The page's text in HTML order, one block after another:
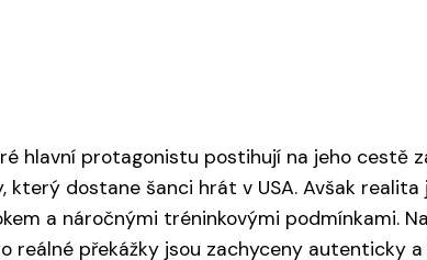
hlavní protagonistu postihují na jeho cestě
dostane šanci hrát v USA. Avšak
a náročnými tréninkovými podmínkami.
překážky jsou zachyceny autenticky